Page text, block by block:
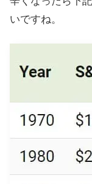
いですね。